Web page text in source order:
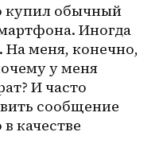
купил обычный
Иногда
На меня, конечно,
у меня
И часто
сообщение
качестве